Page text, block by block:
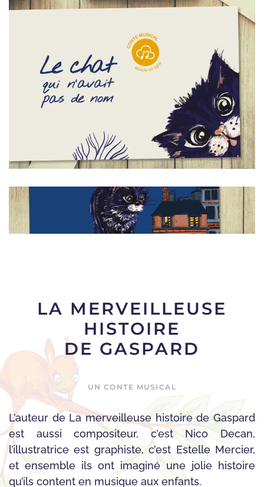
LA MERVEILLEUSE
HISTOIRE
DE GASPARD
UN CONTE MUSICAL
L’auteur de La merveilleuse histoire de Gaspard
est aussi compositeur, c’est Nico Decan,
l’illustratrice est graphiste, c’est Estelle Mercier,
et ensemble ils ont imaginé une jolie histoire
qu’ils content en musique aux enfants.